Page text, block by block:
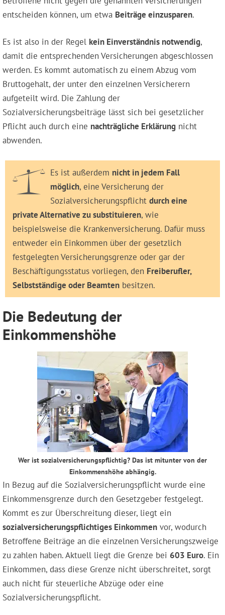
entscheiden können, um etwa Beiträge einzusparen.
Es ist also in der Regel kein Einverständnis notwendig,
damit die entsprechenden Versicherungen abgeschlossen
werden. Es kommt automatisch zu einem Abzug vom
Bruttogehalt, der unter den einzelnen Versicherern
aufgeteilt wird. Die Zahlung der
Sozialversicherungsbeiträge lässt sich bei gesetzlicher
Pflicht auch durch eine nachträgliche Erklärung nicht
abwenden.
Es ist außerdem nicht in jedem Fall
möglich, eine Versicherung der
Sozialversicherungspflicht durch eine
private Alternative zu substituieren, wie
beispielsweise die Krankenversicherung. Dafür muss
entweder ein Einkommen über der gesetzlich
festgelegten Versicherungsgrenze oder gar der
Beschäftigungsstatus vorliegen, den Freiberufler,
Selbstständige oder Beamten besitzen.
Die Bedeutung der
Einkommenshöhe
Wer ist sozialversicherungspflichtig? Das ist mitunter von der
Einkommenshöhe abhängig.
In Bezug auf die Sozialversicherungspflicht wurde eine
Einkommensgrenze durch den Gesetzgeber festgelegt.
Kommt es zur Überschreitung dieser, liegt ein
sozialversicherungspflichtiges Einkommen vor, wodurch
Betroffene Beiträge an die einzelnen Versicherungszweige
zu zahlen haben. Aktuell liegt die Grenze bei 603 Euro. Ein
Einkommen, dass diese Grenze nicht überschreitet, sorgt
auch nicht für steuerliche Abzüge oder eine
Sozialversicherungspflicht.